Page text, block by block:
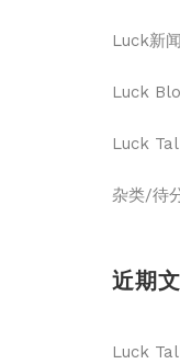
Luck新闻
Luck
Luck
杂类/待
近期
Luck